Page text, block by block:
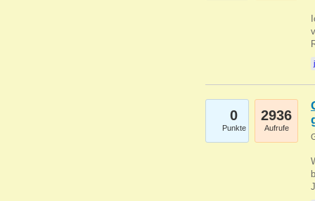
0
Punkte
2936
Aufrufe